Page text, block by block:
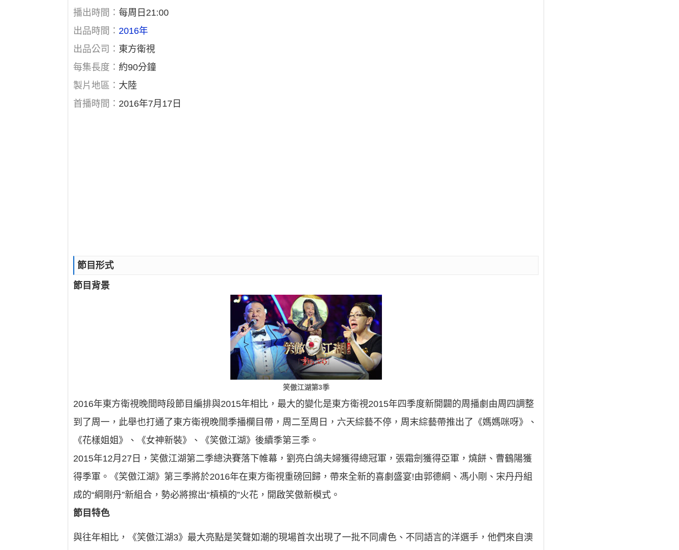
播出時間：每周日21:00
出品時間：2016年
出品公司： 東方衛視
每集長度： 約90分鐘
製片地區： 大陸
首播時間： 2016年7月17日
節目形式
節目背景
笑傲江湖第3季
2016年東方衛視晚間時段節目編排與2015年相比，最大的變化是東方衛視2015年四季度新開闢的周播劇由周四調整
到了周一，此舉也打通了東方衛視晚間季播欄目帶，周二至周日，六天綜藝不停，周末綜藝帶推出了《媽媽咪呀》、
《花樣姐姐》、《女神新裝》、《笑傲江湖》後續季第三季。
2015年12月27日，笑傲江湖第二季總決賽落下帷幕，劉亮白鴿夫婦獲得總冠軍，張霜劍獲得亞軍，燒餅、曹鶴陽獲
得季軍。《笑傲江湖》第三季將於2016年在東方衛視重磅回歸，帶來全新的喜劇盛宴!由郭德綱、馮小剛、宋丹丹組
成的“綱剛丹”新組合，勢必將擦出“槓槓的”火花，開啟笑傲新模式。
節目特色
與往年相比，《笑傲江湖3》最大亮點是笑聲如潮的現場首次出現了一批不同膚色、不同語言的洋選手，他們來自澳